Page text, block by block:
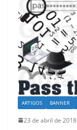
ARTIGOS BANNER
23 de abril de 2018